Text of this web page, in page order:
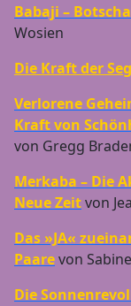
Babaji –
Wosien
Die Kraft der
Verlorene
Kraft von
von Gregg
Merkaba – Die
Neue Zeitvon
Das »JA«
Paarevon
Die